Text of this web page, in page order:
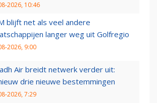
2026, 10:46
blijft net als veel andere
langer weg uit Golfregio
2026, 9:00
Air breidt netwerk verder uit:
drie nieuwe bestemmingen
2026, 7:29